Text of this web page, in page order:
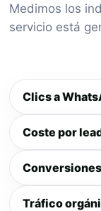
Medimos los
servicio está
Clics a
Coste por
Tráfico